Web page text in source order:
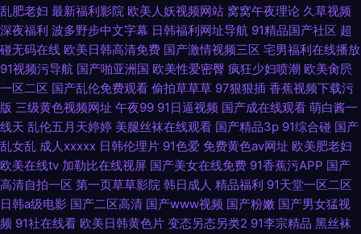
乱肥老妇 最新福利影院 欧美人妖视频网站 窝窝午夜理论 久草视频
深夜福利 波多野步中文字幕 日韩福利网址导航 91精品国产社区 超
碰无码在线 欧美日韩高清免费 国产激情视频三区 宅男福利在线播放
91视频污导航 国产啪亚洲国 欧美性爱密臀 疯狂少妇喷潮 欧美肏屄
一区二区 国产乱伦免费观看 偷拍草草草 97狠狠插 香蕉视频下载污
版 三级黄色视频网址 午夜99 91日逼视频 国产成在线观看 萌白酱一
线天 乱伦五月天婷婷 美腿丝袜在线观看 国产精品3p 91综合碰 国产
乱女乱 成人xxxxx 日韩伦理片 91色爱 免费黄色av网址 欧美肥老妇
欧美在线tv 加勒比在线视屏 国产美女在线免费 91香蕉污APP 国产
高清自拍一区 第一页草草影院 韩日成人 精品福利 91天堂一区二区
日韩a级电影 国产二区高清 国产www视频 国产粉嫩 国产男女猛视
频 91社在线看 欧美日韩黄色片 变态另态另类2 91李宗精品 黑丝袜